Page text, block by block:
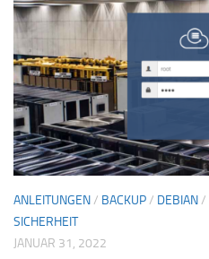
ANLEITUNGEN/ BACKUP/ DEBIAN/
SICHERHEIT
JANUAR 31, 2022